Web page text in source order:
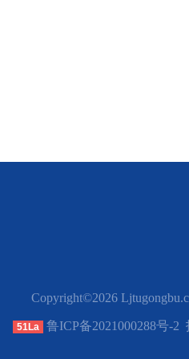
技术服务
Copyright©2026
51La 鲁ICP备2021000288号-2